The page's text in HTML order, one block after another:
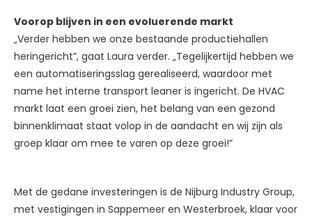
Voorop blijven in een evoluerende markt
„Verder hebben we onze bestaande productiehallen
heringericht”, gaat Laura verder. „Tegelijkertijd hebben we
een automatiseringsslag gerealiseerd, waardoor met
name het interne transport leaner is ingericht. De HVAC
markt laat een groei zien, het belang van een gezond
binnenklimaat staat volop in de aandacht en wij zijn als
groep klaar om mee te varen op deze groei!”
Met de gedane investeringen is de Nijburg Industry Group,
met vestigingen in Sappemeer en Westerbroek, klaar voor